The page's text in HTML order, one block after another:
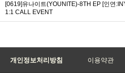
[0619]유나이트(YOUNITE)-8TH EP [인연
1:1 CALL EVENT
개인정보처리방침 이용약관